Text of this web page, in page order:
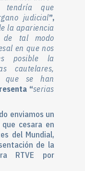
tendría que
judicial”,
la apariencia
tal modo
en que nos
posible la
cautelares,
que se han
“serias
enviamos un
cesara en
del Mundial,
de la
RTVE por